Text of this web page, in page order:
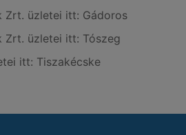
Zrt. üzletei itt: Gádoros
Zrt. üzletei itt: Tószeg
itt: Tiszakécske